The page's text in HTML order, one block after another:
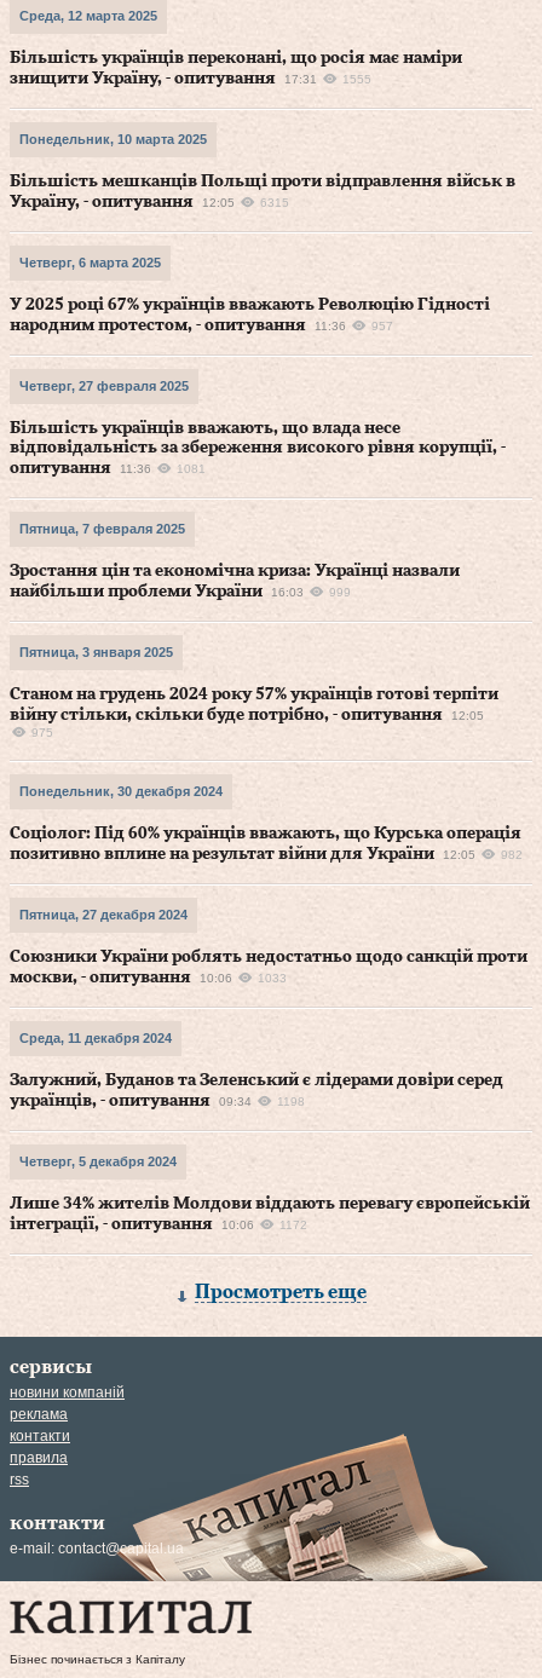
Среда, 12 марта 2025
Більшість українців переконані, що росія має наміри
знищити Україну, - опитування
17:31 1555
Понедельник, 10 марта 2025
Більшість мешканців Польщі проти відправлення військ в
Україну, - опитування
12:05 6315
Четверг, 6 марта 2025
У 2025 році 67% українців вважають Революцію Гідності
народним протестом, - опитування
11:36 957
Четверг, 27 февраля 2025
Більшість українців вважають, що влада несе
відповідальність за збереження високого рівня корупції, -
опитування
11:36 1081
Пятница, 7 февраля 2025
Зростання цін та економічна криза: Українці назвали
найбільши проблеми України
16:03 999
Пятница, 3 января 2025
Станом на грудень 2024 року 57% українців готові терпіти
війну стільки, скільки буде потрібно, - опитування
12:05
975
Понедельник, 30 декабря 2024
Соціолог: Під 60% українців вважають, що Курська операція
позитивно вплине на результат війни для України
12:05 982
Пятница, 27 декабря 2024
Союзники України роблять недостатньо щодо санкцій проти
москви, - опитування
10:06 1033
Среда, 11 декабря 2024
Залужний, Буданов та Зеленський є лідерами довіри серед
українців, - опитування
09:34 1198
Четверг, 5 декабря 2024
Лише 34% жителів Молдови віддають перевагу європейській
інтеграції, - опитування
10:06 1172
Просмотреть еще
сервисы
новини компаній
реклама
контакти
правила
rss
контакти
e-mail: contact@capital.ua
Бізнес починається з Капіталу